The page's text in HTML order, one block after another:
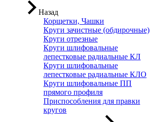
Назад
Корщетки, Чашки
Круги зачистные (обдирочные)
Круги отрезные
Круги шлифовальные
лепестковые радиальные КЛ
Круги шлифовальные
лепестковые радиальные КЛО
Круги шлифовальные ПП
прямого профиля
Приспособления для правки
кругов